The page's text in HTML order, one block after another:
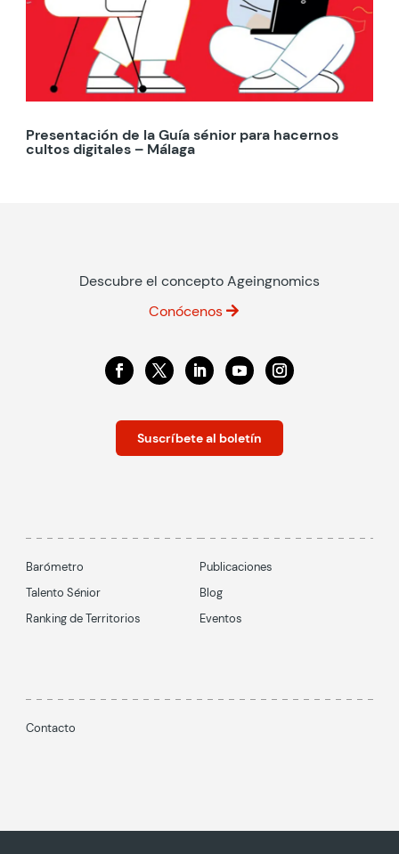
Presentación de la Guía sénior para hacernos
cultos digitales – Málaga
Descubre el concepto Ageingnomics
Conócenos
Suscríbete al boletín
Barómetro
Talento Sénior
Ranking de Territorios
Publicaciones
Blog
Eventos
Contacto